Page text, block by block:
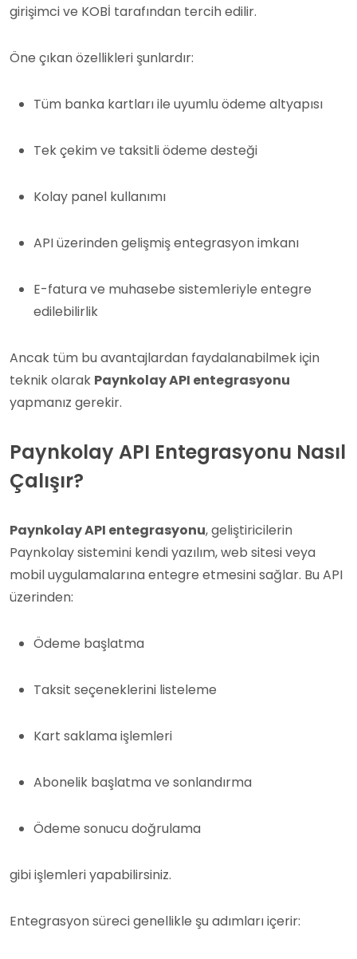
girişimci ve KOBİ tarafından tercih edilir.
Öne çıkan özellikleri şunlardır:
Tüm banka kartları ile uyumlu ödeme altyapısı
Tek çekim ve taksitli ödeme desteği
Kolay panel kullanımı
API üzerinden gelişmiş entegrasyon imkanı
E-fatura ve muhasebe sistemleriyle entegre
edilebilirlik
Ancak tüm bu avantajlardan faydalanabilmek için
teknik olarak Paynkolay API entegrasyonu
yapmanız gerekir.
Paynkolay API Entegrasyonu Nasıl
Çalışır?
Paynkolay API entegrasyonu, geliştiricilerin
Paynkolay sistemini kendi yazılım, web sitesi veya
mobil uygulamalarına entegre etmesini sağlar. Bu API
üzerinden:
Ödeme başlatma
Taksit seçeneklerini listeleme
Kart saklama işlemleri
Abonelik başlatma ve sonlandırma
Ödeme sonucu doğrulama
gibi işlemleri yapabilirsiniz.
Entegrasyon süreci genellikle şu adımları içerir: